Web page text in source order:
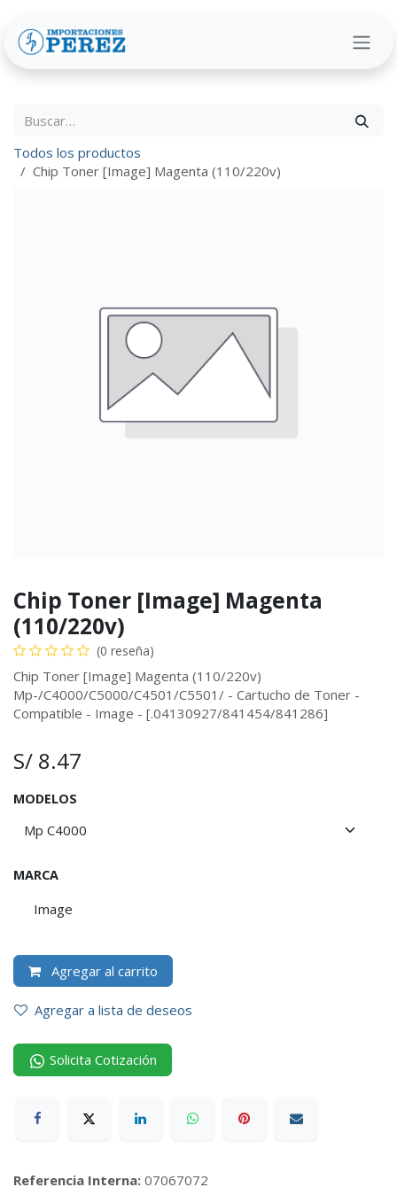
Todos los productos
Chip Toner [Image] Magenta (110/220v)
Chip Toner [Image] Magenta
(110/220v)
(0 reseña)
Chip Toner [Image] Magenta (110/220v)
Mp-/C4000/C5000/C4501/C5501/ - Cartucho de Toner -
Compatible - Image - [.04130927/841454/841286]
S/ 8.47
MODELOS
MARCA
Image
Agregar al carrito
Agregar a lista de deseos
Solicita Cotización
Referencia Interna: 07067072